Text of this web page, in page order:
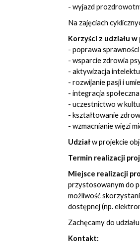
- wyjazd
Na zajęciach
Korzyści z udziału
- poprawa
- wsparcie zdrowia
- aktywizacja
- rozwijanie pasji i
- integracja
- uczestnictwo w
- kształtowanie
- wzmacnianie więzi
Udziałw projekcie
Termin realizacji
Miejsce realizacji
przystosowanym do
możliwość
dostępnej (np.
Zachęcamy do
Kontakt: